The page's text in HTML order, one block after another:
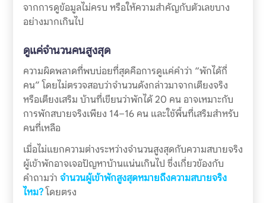
จากการดูข้อมูลไม่ครบ หรือให้ความสำคัญกับตัวเลขบาง
อย่างมากเกินไป
ดูแค่จำนวนคนสูงสุด
ความผิดพลาดที่พบบ่อยที่สุดคือการดูแค่คำว่า “พักได้กี่
คน” โดยไม่ตรวจสอบว่าจำนวนดังกล่าวมาจากเตียงจริง
หรือเตียงเสริม บ้านที่เขียนว่าพักได้ 20 คน อาจเหมาะกับ
การพักสบายจริงเพียง 14–16 คน และใช้พื้นที่เสริมสำหรับ
คนที่เหลือ
เมื่อไม่แยกความต่างระหว่างจำนวนสูงสุดกับความสบายจริง
ผู้เข้าพักอาจเจอปัญหาบ้านแน่นเกินไป ซึ่งเกี่ยวข้องกับ
คำถามว่า จำนวนผู้เข้าพักสูงสุดหมายถึงความสบายจริง
ไหม?โดยตรง